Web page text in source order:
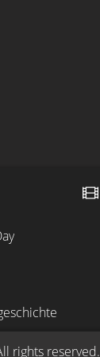
rights reserved.